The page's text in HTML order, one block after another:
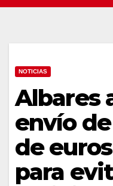
NOTICIAS
Albares
envío
de
para